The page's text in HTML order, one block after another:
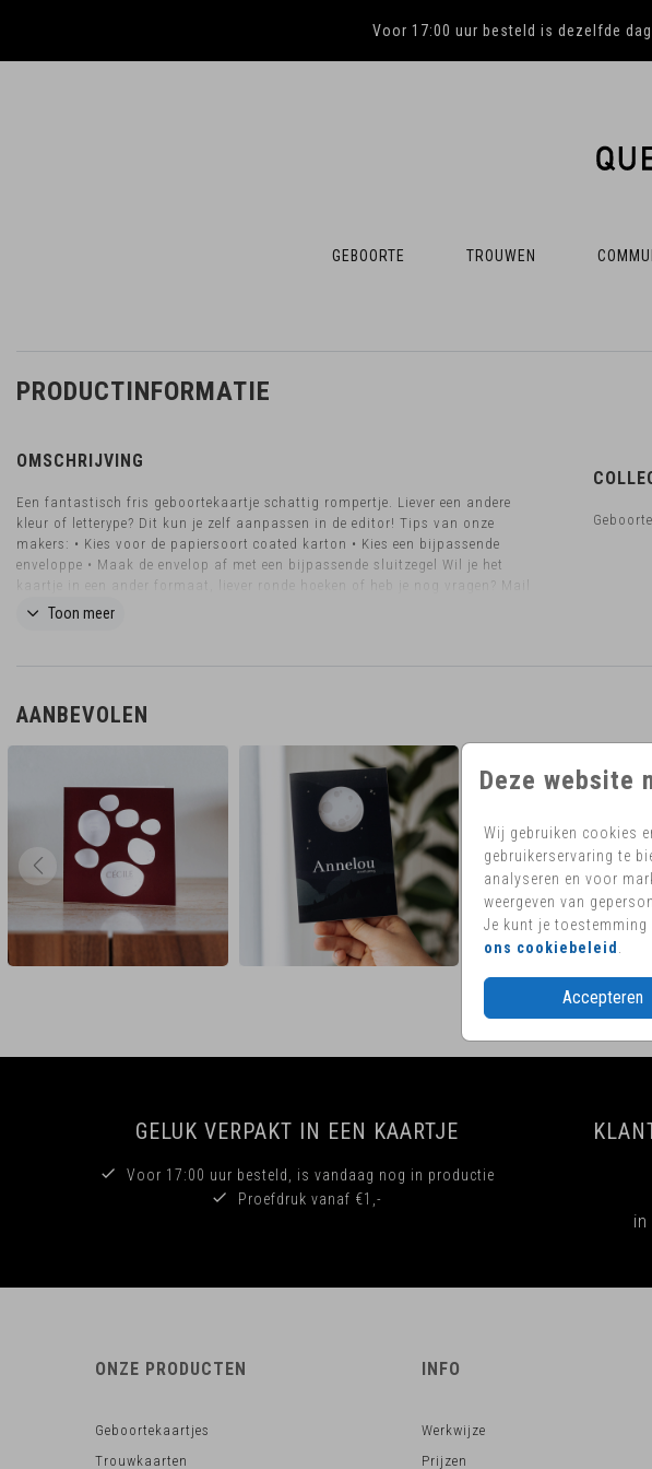
Voor 17:00 uur besteld is dezelfde
GEBOORTE TROUWEN
Deze website
Wij gebruiken cookies
gebruikerservaring te
analyseren en voor
weergeven van
Je kunt je
ons cookiebeleid
Accepteren
PRODUCTINFORMATIE
OMSCHRIJVING
Een fantastisch fris geboortekaartje schattig rompertje. Liever een andere
kleur of letterype? Dit kun je zelf aanpassen in de editor! Tips van onze
makers: • Kies voor de papiersoort coated karton • Kies een bijpassende
enveloppe • Maak de envelop af met een bijpassende sluitzegel Wil je het
kaartje in een ander formaat, liever ronde hoeken of heb je nog vragen? Mail
ons eventjes! Dan kijken we graag naar de mogelijkheden.
Toon meer
AANBEVOLEN
GELUK VERPAKT IN EEN KAARTJE
Voor 17:00 uur besteld, is vandaag nog in productie
Proefdruk vanaf €1,-
ONZE PRODUCTEN
Geboortekaartjes
Trouwkaarten
INFO
Werkwijze
Prijzen